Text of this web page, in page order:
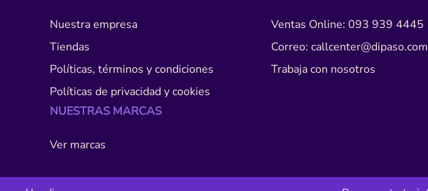
Nuestra empresa
Tiendas
Políticas, términos y condiciones
Políticas de privacidad y cookies
NUESTRAS MARCAS
Ver marcas
Ventas Online: 093 939 4445
Correo:
Trabaja con nosotros